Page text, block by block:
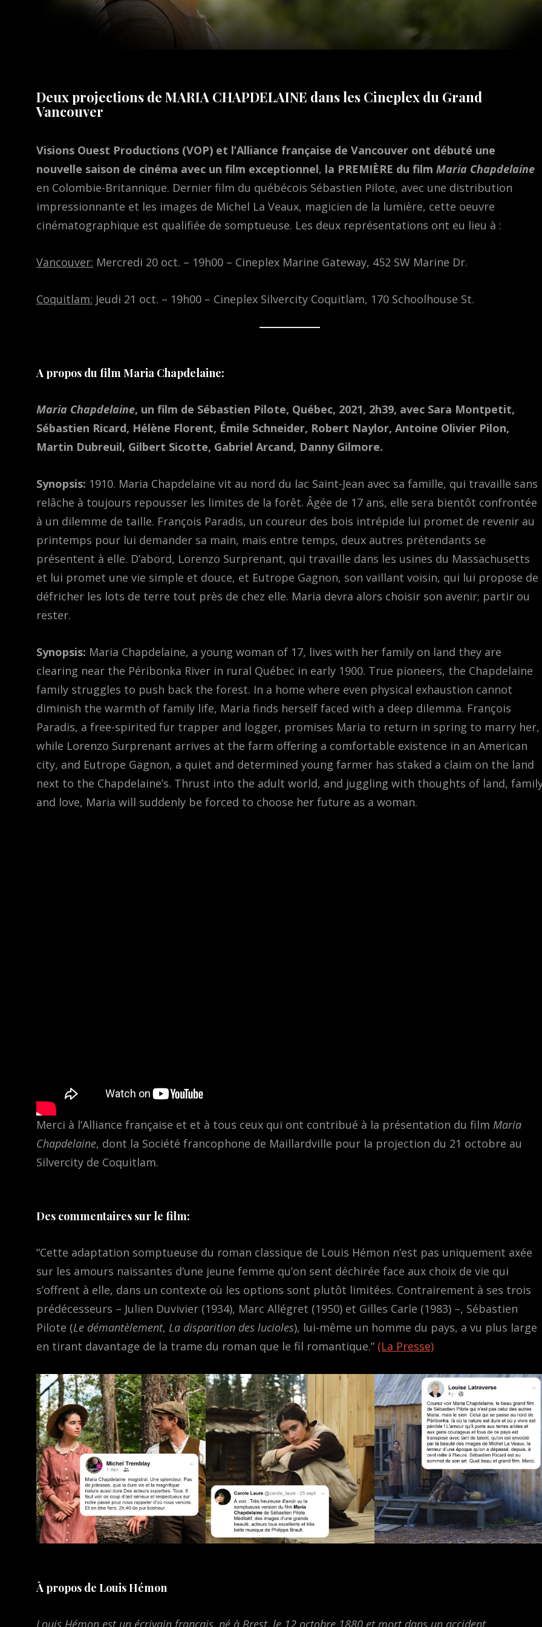
Deux projections de MARIA CHAPDELAINE dans les Cineplex du Grand
Vancouver
Visions Ouest Productions (VOP) et l’Alliance française de Vancouver ont débuté une
nouvelle saison de cinéma avec un film exceptionnel, la PREMIÈRE du film Maria Chapdelaine
en Colombie-Britannique. Dernier film du québécois Sébastien Pilote, avec une distribution
impressionnante et les images de Michel La Veaux, magicien de la lumière, cette oeuvre
cinématographique est qualifiée de somptueuse. Les deux représentations ont eu lieu à :
Vancouver: Mercredi 20 oct. – 19h00 – Cineplex Marine Gateway, 452 SW Marine Dr.
Coquitlam: Jeudi 21 oct. – 19h00 – Cineplex Silvercity Coquitlam, 170 Schoolhouse St.
A propos du film Maria Chapdelaine:
Maria Chapdelaine, un film de Sébastien Pilote, Québec, 2021, 2h39, avec Sara Montpetit,
Sébastien Ricard, Hélène Florent, Émile Schneider, Robert Naylor, Antoine Olivier Pilon,
Martin Dubreuil, Gilbert Sicotte, Gabriel Arcand, Danny Gilmore.
Synopsis: 1910. Maria Chapdelaine vit au nord du lac Saint-Jean avec sa famille, qui travaille sans
relâche à toujours repousser les limites de la forêt. Âgée de 17 ans, elle sera bientôt confrontée
à un dilemme de taille. François Paradis, un coureur des bois intrépide lui promet de revenir au
printemps pour lui demander sa main, mais entre temps, deux autres prétendants se
présentent à elle. D’abord, Lorenzo Surprenant, qui travaille dans les usines du Massachusetts
et lui promet une vie simple et douce, et Eutrope Gagnon, son vaillant voisin, qui lui propose de
défricher les lots de terre tout près de chez elle. Maria devra alors choisir son avenir; partir ou
rester.
Synopsis: Maria Chapdelaine, a young woman of 17, lives with her family on land they are
clearing near the Péribonka River in rural Québec in early 1900. True pioneers, the Chapdelaine
family struggles to push back the forest. In a home where even physical exhaustion cannot
diminish the warmth of family life, Maria finds herself faced with a deep dilemma. François
Paradis, a free-spirited fur trapper and logger, promises Maria to return in spring to marry her,
while Lorenzo Surprenant arrives at the farm offering a comfortable existence in an American
city, and Eutrope Gagnon, a quiet and determined young farmer has staked a claim on the land
next to the Chapdelaine’s. Thrust into the adult world, and juggling with thoughts of land,
and love, Maria will suddenly be forced to choose her future as a woman.
Merci à l’Alliance française et et à tous ceux qui ont contribué à la présentation du film Maria
Chapdelaine, dont la Société francophone de Maillardville pour la projection du 21 octobre au
Silvercity de Coquitlam.
Des commentaires sur le film:
“Cette adaptation somptueuse du roman classique de Louis Hémon n’est pas uniquement axée
sur les amours naissantes d’une jeune femme qu’on sent déchirée face aux choix de vie qui
s’offrent à elle, dans un contexte où les options sont plutôt limitées. Contrairement à ses trois
prédécesseurs – Julien Duvivier (1934), Marc Allégret (1950) et Gilles Carle (1983) –, Sébastien
Pilote (Le démantèlement, La disparition des lucioles), lui-même un homme du pays, a vu plus large
en tirant davantage de la trame du roman que le fil romantique.” (La Presse)
À propos de Louis Hémon
Louis Hémon est un écrivain français, né à Brest, le 12 octobre 1880 et mort dans un accident